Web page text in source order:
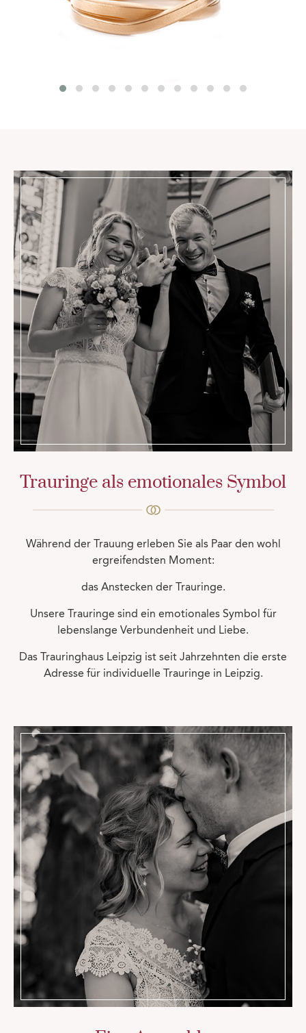
Trauringe als emotionales Symbol
Während der Trauung erleben Sie als Paar den wohl
ergreifendsten Moment:
das Anstecken der Trauringe.
Unsere Trauringe sind ein emotionales Symbol für
lebenslange Verbundenheit und Liebe.
Das Trauringhaus Leipzig ist seit Jahrzehnten die erste
Adresse für individuelle Trauringe in Leipzig.